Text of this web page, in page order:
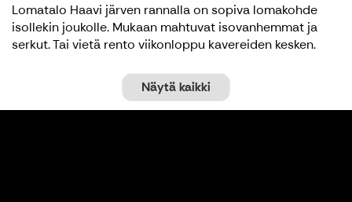
Lomatalo Haavi järven rannalla on sopiva lomakohde
isollekin joukolle. Mukaan mahtuvat isovanhemmat ja
serkut. Tai vietä rento viikonloppu kavereiden kesken.
Näytä kaikki